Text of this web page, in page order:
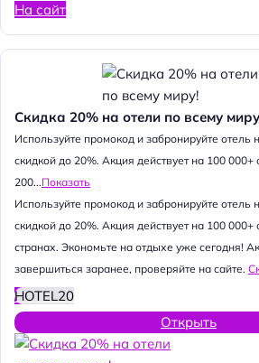
На сайт
Скидка 20% на отели по всему
Используйте промокод и забронируйте отель
скидкой до 20%. Акция действует на 100 000+
200...Показать
Используйте промокод и забронируйте отель
скидкой до 20%. Акция действует на 100 000+
странах. Экономьте на отдыхе уже сегодня!
завершиться заранее, проверяйте на сайте.
HOTEL20
Открыть